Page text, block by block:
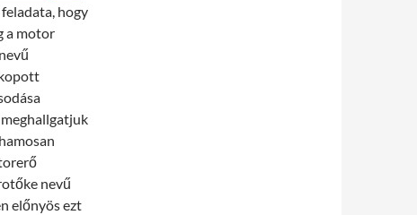
hogy
a motor
nevű
előnyös ezt